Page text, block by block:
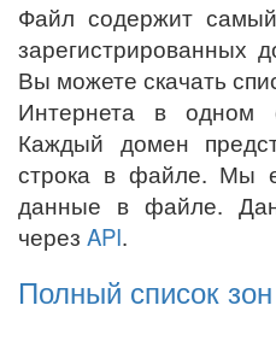
Файл содержит
зарегистрированных
Вы можете скачать
Интернета в
Каждый домен
строка в файле. Мы
данные в файле.
через API.
Полный список зон